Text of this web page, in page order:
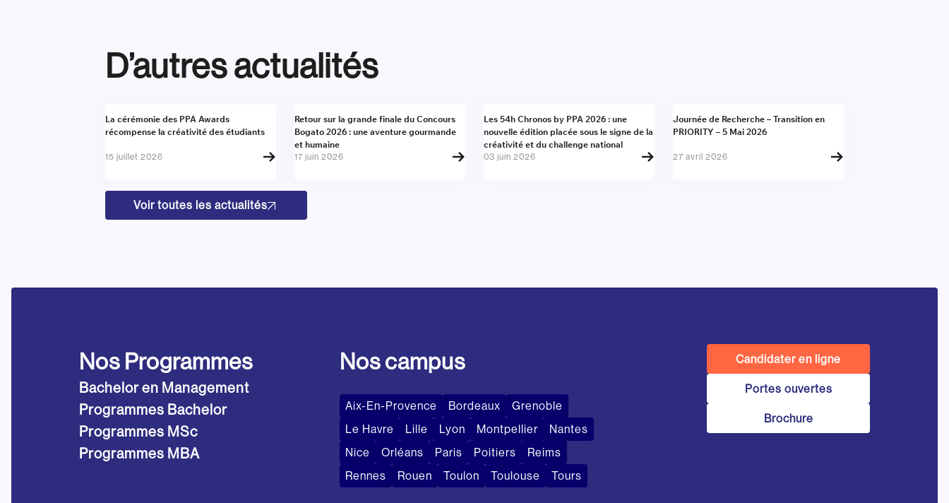
D’autres actualités
Actualité
La cérémonie des PPA Awards
récompense la créativité des étudiants
15 juillet 2026
Actualité
Retour sur la grande finale du Concours
Bogato 2026 : une aventure gourmande
et humaine
17 juin 2026
Actualité
Les 54h Chronos by PPA 2026 : une
nouvelle édition placée sous le signe de la
créativité et du challenge national
03 juin 2026
Actualité
Journée de Recherche – Transition en
PRIORITY – 5 Mai 2026
27 avril 2026
Voir toutes les actualités
Nos Programmes
Bachelor en Management
Programmes Bachelor
Programmes MSc
Programmes MBA
Nos campus
Aix-En-Provence Bordeaux
Grenoble
Le Havre
Lille Lyon Montpellier
Nantes
Nice
Orléans Paris Poitiers
Reims
Rennes
Rouen Toulon Toulouse Tours
Candidater en ligne
Portes ouvertes
Brochure